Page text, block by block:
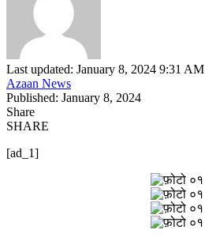
Last updated: January 8, 2024 9:31 AM
Azaan News
Published: January 8, 2024
Share
SHARE
[ad_1]